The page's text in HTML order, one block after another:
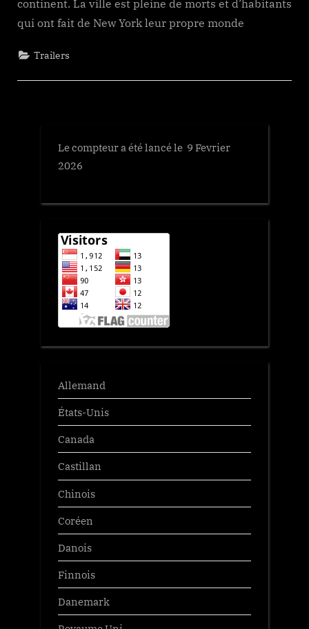
continent. La ville est pleine de morts et d’habitants
qui ont fait de New York leur propre monde
Trailers
Le compteur a été lancé le 9 Fevrier
2026
Allemand
États-Unis
Canada
Castillan
Chinois
Coréen
Danois
Finnois
Danemark